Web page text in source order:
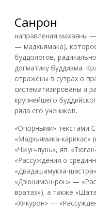
Санрон
направления махаяны
— мадхьямака),
буддологов,
догматику буддизма.
отражены в сутрах о
систематизированы и
крупнейшего
ряда его учеников.
«Опорными» текстами
«Мадхьямака-карикас»
«Чжун-лунь», яп.
«Рассуждения о
«Двадашамукха-
«Дзюнимон-рон» —
вратах»), а также
«Хякурон» —